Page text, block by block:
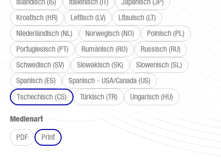
Kroatisch (HR)
Lettisch (LV)
Litauisch (LT)
Niederländisch (NL)
Norwegisch (NO)
Polnisch (PL)
Portugiesisch (PT)
Rumänisch (RO)
Russisch (RU)
Schwedisch (SV)
Slowakisch (SK)
Slowenisch (SL)
Spanisch (ES)
Spanisch - USA/Canada (US)
Tschechisch (CS)
Türkisch (TR) Ungarisch (HU)
Medienartauswählen
PDF
Print